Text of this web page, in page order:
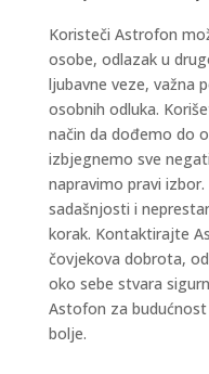
Koristeči Astrofon
osobe, odlazak u
ljubavne veze, važna
osobnih odluka.
način da dođemo do
izbjegnemo sve
napravimo pravi
sadašnjosti i
korak. Kontaktirajte
čovjekova dobrota,
oko sebe stvara
Astofon za
bolje.